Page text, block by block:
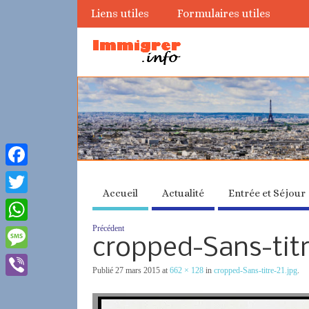
Liens utiles Formulaires utiles
Accueil Actualité Entrée et Séjour
Précédent
cropped-Sans-
Publié 27 mars 2015 at662 × 128 incropped-Sans-titre-21.jpg
Facebook
Twitter
WhatsApp
Message